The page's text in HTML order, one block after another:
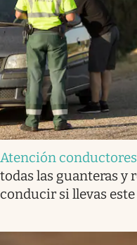
Atención conductores
todas las guanteras y
conducir si llevas